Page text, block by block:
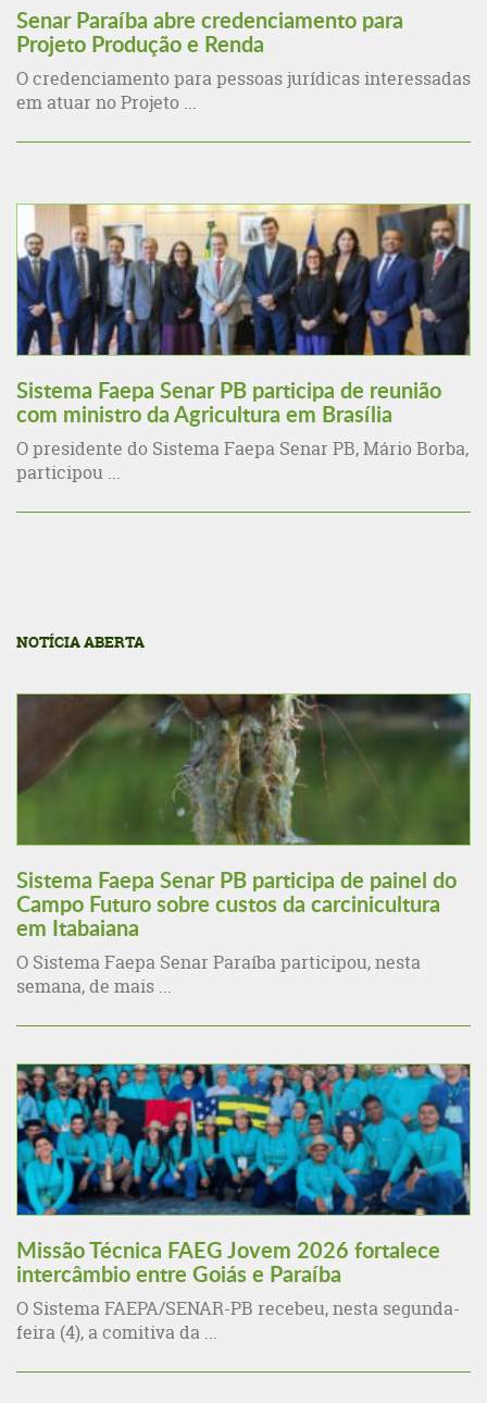
Senar Paraíba abre credenciamento para
Projeto Produção e Renda
O credenciamento para pessoas jurídicas interessadas
em atuar no Projeto ...
Sistema Faepa Senar PB participa de reunião
com ministro da Agricultura em Brasília
O presidente do Sistema Faepa Senar PB, Mário Borba,
participou ...
NOTÍCIA ABERTA
Sistema Faepa Senar PB participa de painel do
Campo Futuro sobre custos da carcinicultura
em Itabaiana
O Sistema Faepa Senar Paraíba participou, nesta
semana, de mais ...
Missão Técnica FAEG Jovem 2026 fortalece
intercâmbio entre Goiás e Paraíba
O Sistema FAEPA/SENAR-PB recebeu, nesta segunda-
feira (4), a comitiva da ...